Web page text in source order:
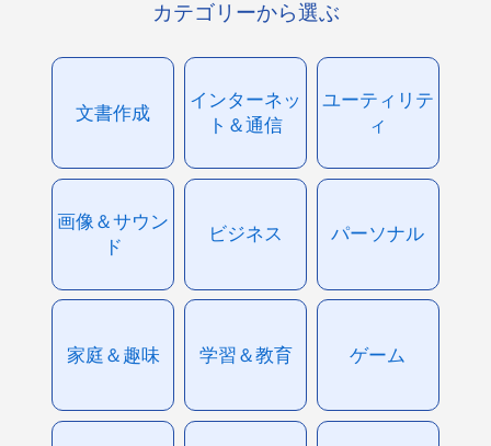
カテゴリーから選ぶ
文書作成
インターネッ
ト＆通信
ユーティリテ
ィ
画像＆サウン
ド
ビジネス パーソナル
家庭＆趣味 学習＆教育 ゲーム